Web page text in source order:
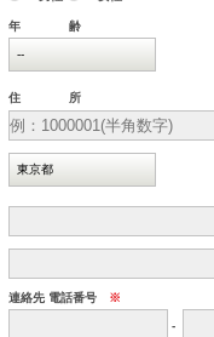
年 齢
住 所
連絡先 電話番号 ※
-